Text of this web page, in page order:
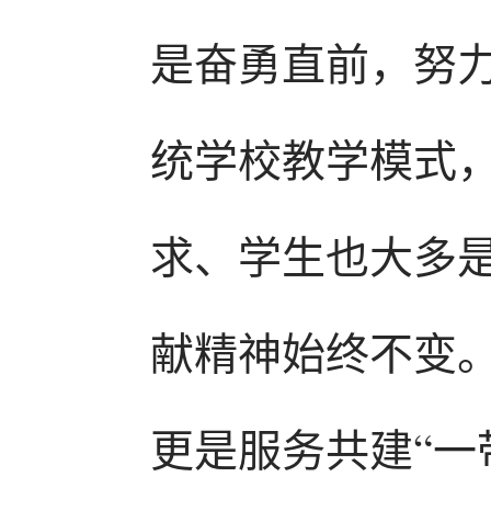
是奋勇直前，努
统学校教学模式
求、学生也大多
献精神始终不变
更是服务共建“